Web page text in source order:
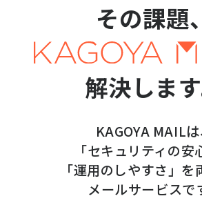
その課題、
解決します
KAGOYA MAILは
「セキュリティの安
「運用のしやすさ」を
メールサービスで